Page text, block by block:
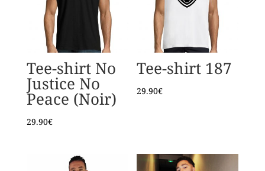
Tee-shirt No
Justice No
Peace (Noir)
29.90€
Tee-shirt 187
29.90€